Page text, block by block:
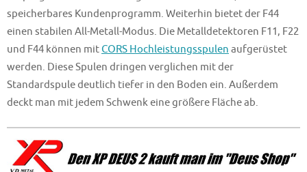
speicherbares Kundenprogramm. Weiterhin bietet der F44
einen stabilen All-Metall-Modus. Die Metalldetektoren F11, F22
und F44 können mitCORS Hochleistungsspulen aufgerüstet
werden. Diese Spulen dringen verglichen mit der
Standardspule deutlich tiefer in den Boden ein. Außerdem
deckt man mit jedem Schwenk eine größere Fläche ab.